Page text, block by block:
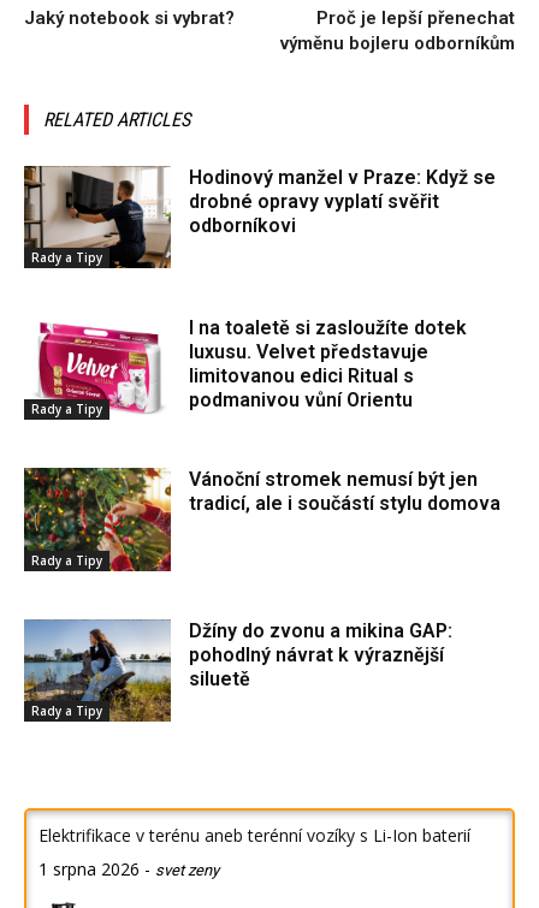
Jaký notebook si vybrat?
Proč je lepší přenechat
výměnu bojleru odborníkům
RELATED ARTICLES
Rady a Tipy
Hodinový manžel v Praze: Když se
drobné opravy vyplatí svěřit
odborníkovi
Rady a Tipy
I na toaletě si zasloužíte dotek
luxusu. Velvet představuje
limitovanou edici Ritual s
podmanivou vůní Orientu
Rady a Tipy
Vánoční stromek nemusí být jen
tradicí, ale i součástí stylu domova
Rady a Tipy
Džíny do zvonu a mikina GAP:
pohodlný návrat k výraznější
siluetě
Elektrifikace v terénu aneb terénní vozíky s Li-Ion baterií
1 srpna 2026 - svet zeny